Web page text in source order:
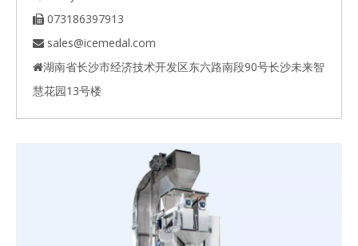
 073186397913
 sales@icemedal.com
湖南省长沙市经济技术开发区东六路南段90号长沙未来智
慧花园13号楼